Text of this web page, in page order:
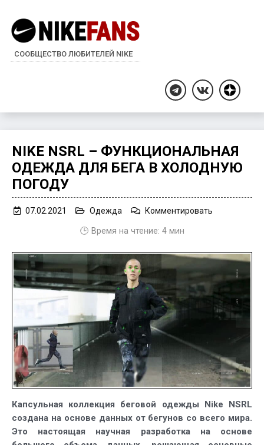
СООБЩЕСТВО ЛЮБИТЕЛЕЙ NIKE
TelegramВКонтакте
Дзен
NIKE NSRL – ФУНКЦИОНАЛЬНАЯ
ОДЕЖДА ДЛЯ БЕГА В ХОЛОДНУЮ
ПОГОДУ
07.02.2021 Одежда Комментировать
одежда
для
бега
в
холодную
🕒 Время на чтение: 4 мин
Капсульная коллекция беговой одежды Nike NSRL
создана на основе данных от бегунов со всего мира.
Это настоящая научная разработка на основе